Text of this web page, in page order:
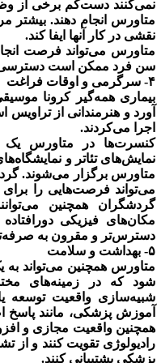
دست‌کم برخی از
انجام دهند. بیشتر
در کار آنها ایفا کند.
می‌تواند فرصت انجام
فرد ممکن است دسترسی به
همه‌گیر کرونا موسیقی
و هنرمندانی از تراویس
می‌کردند.
در متاورس یک
تئاتر و
برگزار می‌شوند.
فرصت‌هایی را برای
همچنین
فیزیکی
و مقرون به صرفه‌تر
همچنین می‌تواند به
که در زمینه‌های
پزشکی، مانند پاسخ
واقعیت مجازی و
تقویت کنند و از
پشتیبانی کنند.